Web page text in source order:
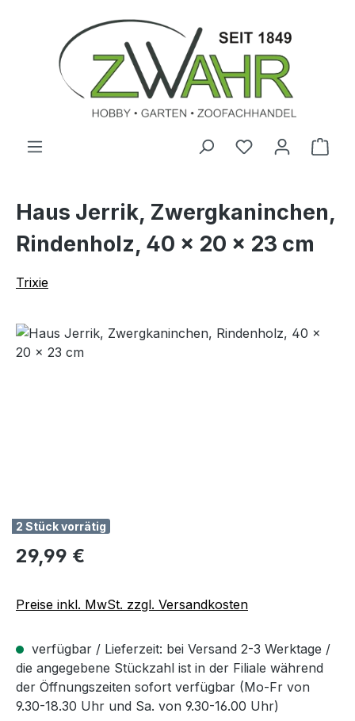
Zum Hauptinhalt springen
Haus Jerrik, Zwergkaninchen,
Rindenholz, 40 × 20 × 23 cm
Trixie
Bildergalerie überspringen
2 Stück vorrätig
Regulärer Preis:
29,99 €
Preise inkl. MwSt. zzgl. Versandkosten
verfügbar / Lieferzeit: bei Versand 2-3 Werktage /
die angegebene Stückzahl ist in der Filiale während
der Öffnungszeiten sofort verfügbar (Mo-Fr von
9.30-18.30 Uhr und Sa. von 9.30-16.00 Uhr)